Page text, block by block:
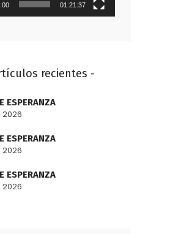
01:21:37
recientes -
ESPERANZA
ESPERANZA
ESPERANZA